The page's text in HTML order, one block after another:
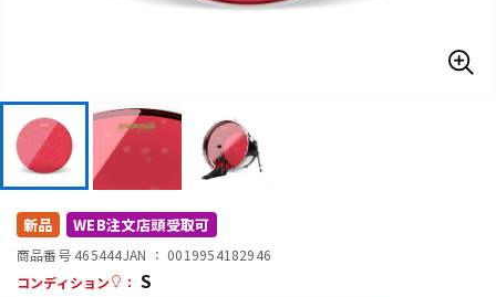
エフェクター
DTM オンライン納品
配信/ライブ機器
新品 WEB注文店頭受取可
商品番号 465444JAN ： 0019954182946
コンディション
： S